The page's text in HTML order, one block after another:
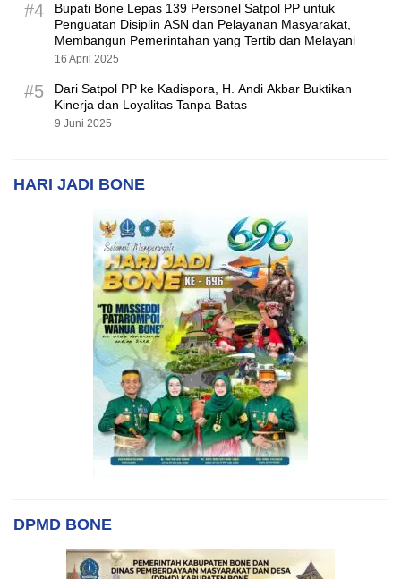
#4
Bupati Bone Lepas 139 Personel Satpol PP untuk
Penguatan Disiplin ASN dan Pelayanan Masyarakat,
Membangun Pemerintahan yang Tertib dan Melayani
16 April 2025
#5
Dari Satpol PP ke Kadispora, H. Andi Akbar Buktikan
Kinerja dan Loyalitas Tanpa Batas
9 Juni 2025
HARI JADI BONE
DPMD BONE